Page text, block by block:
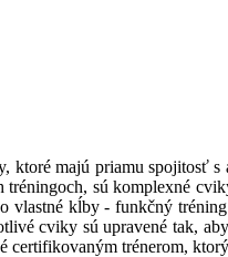
ktoré majú priamu spojitosť
sú komplexné
vlastné kĺby - funkčný
cviky sú upravené tak,
certifikovaným trénerom,